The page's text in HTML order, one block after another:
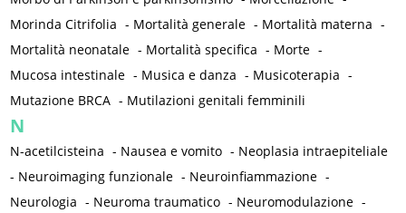
Morinda Citrifolia - Mortalità generale - Mortalità materna -
Mortalità neonatale - Mortalità specifica - Morte -
Mucosa intestinale - Musica e danza - Musicoterapia -
Mutazione BRCA - Mutilazioni genitali femminili
N
N-acetilcisteina - Nausea e vomito - Neoplasia intraepiteliale
- Neuroimaging funzionale - Neuroinfiammazione -
Neurologia - Neuroma traumatico - Neuromodulazione -